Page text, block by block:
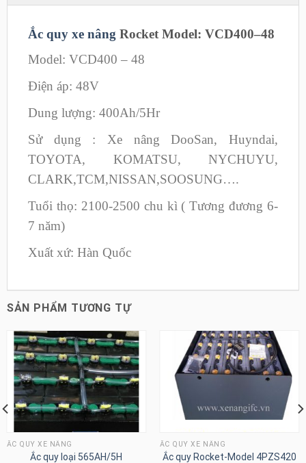
Ắc quy xe nâng Rocket Model: VCD400–48
Model: VCD400 – 48
Điện áp: 48V
Dung lượng: 400Ah/5Hr
Sử dụng : Xe nâng DooSan, Huyndai,
TOYOTA, KOMATSU, NYCHUYU,
CLARK,TCM,NISSAN,SOOSUNG….
Tuổi thọ: 2100-2500 chu kì ( Tương đương 6-
7 năm)
Xuất xứ: Hàn Quốc
SẢN PHẨM TƯƠNG TỰ
ẮC QUY XE NÂNG
Ắc quy loại 565AH/5H
ẮC QUY XE NÂNG
Ắc quy Rocket-Model 4PZS420